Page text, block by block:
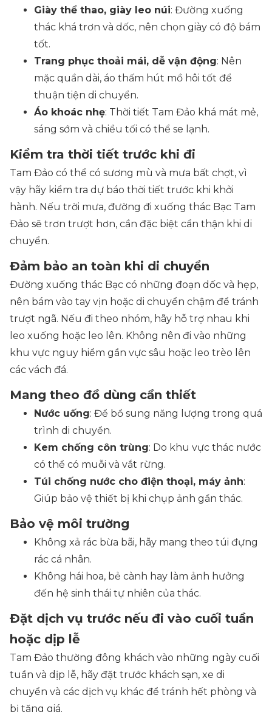
Giày thể thao, giày leo núi: Đường xuống
thác khá trơn và dốc, nên chọn giày có độ bám
tốt.
Trang phục thoải mái, dễ vận động: Nên
mặc quần dài, áo thấm hút mồ hôi tốt để
thuận tiện di chuyển.
Áo khoác nhẹ: Thời tiết Tam Đảo khá mát mẻ,
sáng sớm và chiều tối có thể se lạnh.
Kiểm tra thời tiết trước khi đi
Tam Đảo có thể có sương mù và mưa bất chợt, vì
vậy hãy kiểm tra dự báo thời tiết trước khi khởi
hành. Nếu trời mưa, đường đi xuống thác Bạc Tam
Đảo sẽ trơn trượt hơn, cần đặc biệt cẩn thận khi di
chuyển.
Đảm bảo an toàn khi di chuyển
Đường xuống thác Bạc có những đoạn dốc và hẹp,
nên bám vào tay vịn hoặc di chuyển chậm để tránh
trượt ngã. Nếu đi theo nhóm, hãy hỗ trợ nhau khi
leo xuống hoặc leo lên. Không nên đi vào những
khu vực nguy hiểm gần vực sâu hoặc leo trèo lên
các vách đá.
Mang theo đồ dùng cần thiết
Nước uống: Để bổ sung năng lượng trong quá
trình di chuyển.
Kem chống côn trùng: Do khu vực thác nước
có thể có muỗi và vắt rừng.
Túi chống nước cho điện thoại, máy ảnh:
Giúp bảo vệ thiết bị khi chụp ảnh gần thác.
Bảo vệ môi trường
Không xả rác bừa bãi, hãy mang theo túi đựng
rác cá nhân.
Không hái hoa, bẻ cành hay làm ảnh hưởng
đến hệ sinh thái tự nhiên của thác.
Đặt dịch vụ trước nếu đi vào cuối tuần
hoặc dịp lễ
Tam Đảo thường đông khách vào những ngày cuối
tuần và dịp lễ, hãy đặt trước khách sạn, xe di
chuyển và các dịch vụ khác để tránh hết phòng và
bị tăng giá.